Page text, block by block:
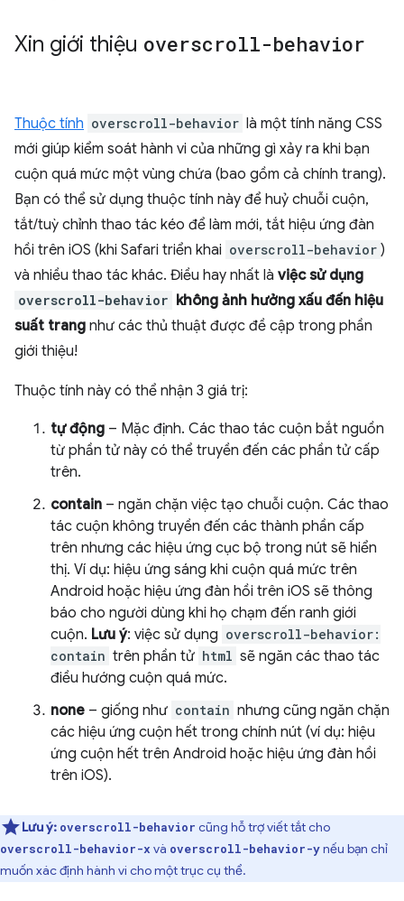
Xin giới thiệu overscroll-behavior
Thuộc tính overscroll-behavior là một tính năng CSS
mới giúp kiểm soát hành vi của những gì xảy ra khi bạn
cuộn quá mức một vùng chứa (bao gồm cả chính trang).
Bạn có thể sử dụng thuộc tính này để huỷ chuỗi cuộn,
tắt/tuỳ chỉnh thao tác kéo để làm mới, tắt hiệu ứng đàn
hồi trên iOS (khi Safari triển khai overscroll-behavior )
và nhiều thao tác khác. Điều hay nhất là việc sử dụng
overscroll-behavior không ảnh hưởng xấu đến hiệu
suất trang như các thủ thuật được đề cập trong phần
giới thiệu!
Thuộc tính này có thể nhận 3 giá trị:
tự động – Mặc định. Các thao tác cuộn bắt nguồn
từ phần tử này có thể truyền đến các phần tử cấp
trên.
contain – ngăn chặn việc tạo chuỗi cuộn. Các thao
tác cuộn không truyền đến các thành phần cấp
trên nhưng các hiệu ứng cục bộ trong nút sẽ hiển
thị. Ví dụ: hiệu ứng sáng khi cuộn quá mức trên
Android hoặc hiệu ứng đàn hồi trên iOS sẽ thông
báo cho người dùng khi họ chạm đến ranh giới
cuộn. Lưu ý: việc sử dụng overscroll-behavior:
contain trên phần tử html sẽ ngăn các thao tác
điều hướng cuộn quá mức.
none – giống như contain nhưng cũng ngăn chặn
các hiệu ứng cuộn hết trong chính nút (ví dụ: hiệu
ứng cuộn hết trên Android hoặc hiệu ứng đàn hồi
trên iOS).
Lưu ý: overscroll-behavior cũng hỗ trợ viết tắt cho
overscroll-behavior-x và overscroll-behavior-ynếu bạn chỉ
muốn xác định hành vi cho một trục cụ thể.